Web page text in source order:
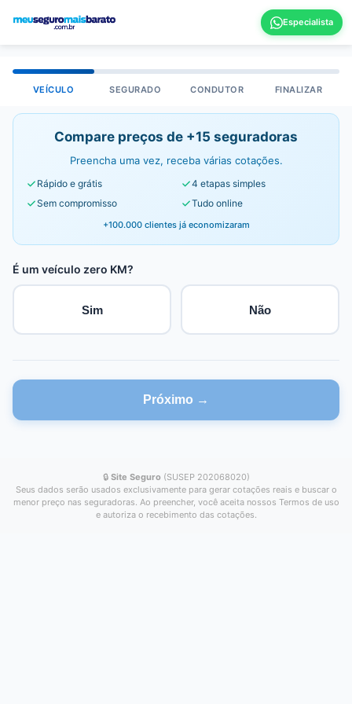
VEÍCULO SEGURADO CONDUTOR FINALIZAR
Compare preços de +15 seguradoras
Preencha uma vez, receba várias cotações.
Rápido e grátis
4 etapas simples
Sem compromisso
Tudo online
+100.000 clientes já economizaram
É um veículo zero KM?
Sim Não
Próximo →
🔒 Site Seguro (SUSEP 202068020)
Seus dados serão usados exclusivamente para gerar cotações reais e buscar o
menor preço nas seguradoras. Ao preencher, você aceita nossos Termos de uso
e autoriza o recebimento das cotações.